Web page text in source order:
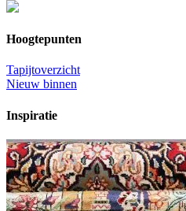
Hoogtepunten
Tapijtoverzicht
Nieuw binnen
Inspiratie